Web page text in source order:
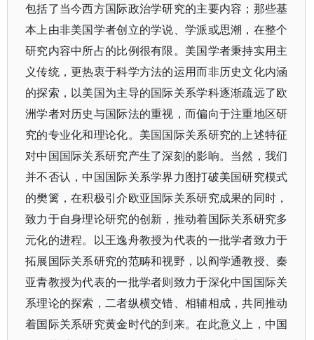
包括了当今西方国际政治学研究的主要内容；那些基
本上由非美国学者创立的学说、学派或思潮，在整个
研究内容中所占的比例很有限。美国学者秉持实用主
义传统，更热衷于科学方法的运用而非历史文化内涵
的探索，以美国为主导的国际关系学科逐渐疏远了欧
洲学者对历史与国际法的重视，而偏向于注重地区研
究的专业化和理论化。美国国际关系研究的上述特征
对中国国际关系研究产生了深刻的影响。当然，我们
并不否认，中国国际关系学界力图打破美国研究模式
的樊篱，在积极引介欧亚国际关系研究成果的同时，
致力于自身理论研究的创新，推动着国际关系研究多
元化的进程。以王逸舟教授为代表的一批学者致力于
拓展国际关系研究的范畴和视野，以阎学通教授、秦
亚青教授为代表的一批学者则致力于深化中国国际关
系理论的探索，二者纵横交错、相辅相成，共同推动
着国际关系研究黄金时代的到来。在此意义上，中国